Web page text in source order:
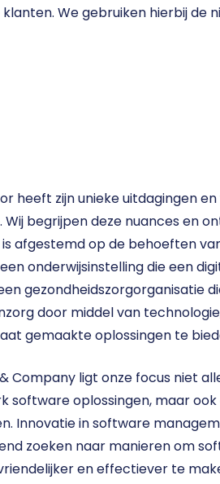
We gebruiken hierbij de
heeft zijn unieke uitdagingen
Wij begrijpen deze nuances en
afgestemd op de behoeften
onderwijsinstelling die een
gezondheidszorgorganisatie
door middel van
gemaakte oplossingen te
& Company ligt onze focus niet
software oplossingen, maar
Innovatie in software
zoeken naar manieren om
en effectiever te